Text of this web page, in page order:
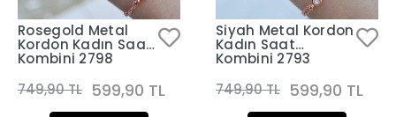
Rosegold Metal
Kordon Kadın Saat
Kombini 2798
749,90 TL 599,90 TL
Siyah Metal Kordon
Kadın Saat
Kombini 2793
749,90 TL 599,90 TL